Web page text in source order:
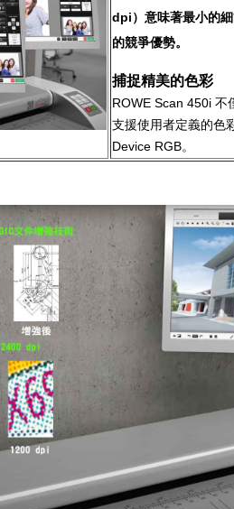
dpi）意味著最小的
的競爭優勢。
捕捉精美的色彩
ROWE Scan 450i 不
支援使用者定義的色
Device RGB。